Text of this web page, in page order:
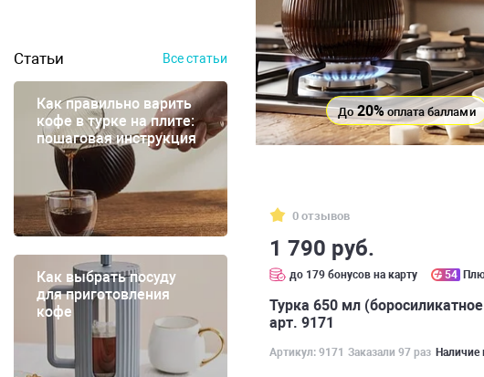
Статьи Все статьи
Как правильно варить
кофе в турке на плите:
пошаговая инструкция
Как выбрать посуду
для приготовления
кофе
До20%оплата баллами
0 отзывов
1 790 руб.
до 179 бонусов на карту 54
Турка 650 мл
арт. 9171
Артикул: 9171 Заказали 97 раз Наличие